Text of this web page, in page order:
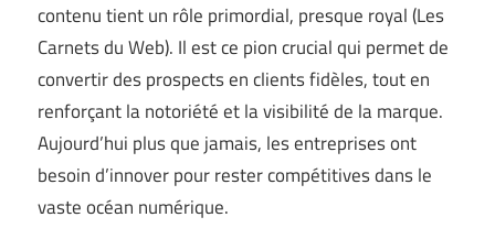
contenu tient un rôle primordial, presque royal (Les
Carnets du Web). Il est ce pion crucial qui permet de
convertir des prospects en clients fidèles, tout en
renforçant la notoriété et la visibilité de la marque.
Aujourd’hui plus que jamais, les entreprises ont
besoin d’innover pour rester compétitives dans le
vaste océan numérique.